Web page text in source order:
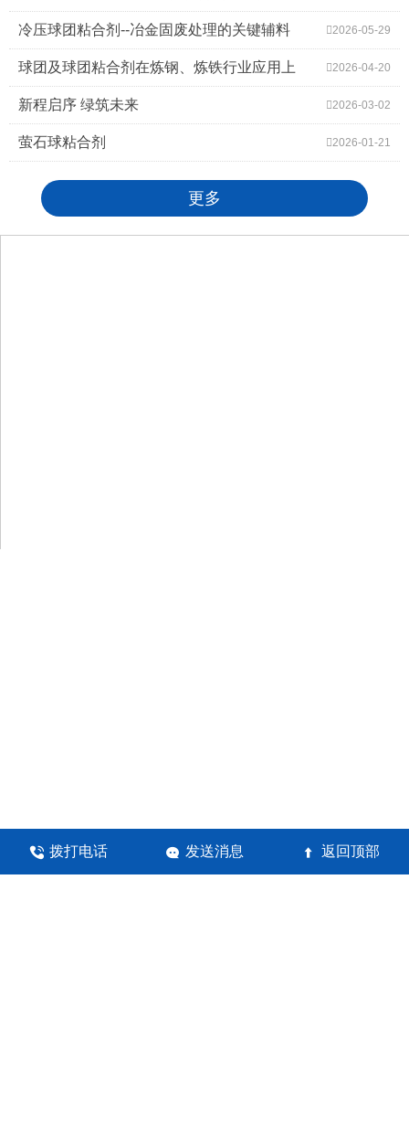
2026-05-29
冷压球团粘合剂--冶金固废处理的关键辅料
2026-04-20
球团及球团粘合剂在炼钢、炼铁行业应用上
2026-03-02
新程启序 绿筑未来
2026-01-21
萤石球粘合剂
更多
 拨打电话  发送消息  返回顶部